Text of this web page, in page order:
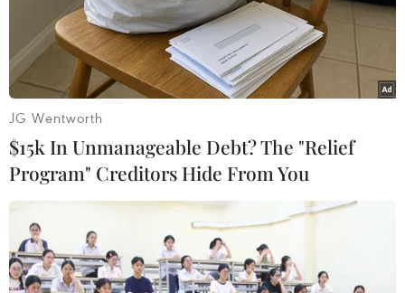
U23 Việt Nam có nguy cơ bị loại khỏi U23
châu Á 2020 vì bị 'bắt bài'
JG Wentworth
$15k In Unmanageable Debt? The "Relief
Program" Creditors Hide From You